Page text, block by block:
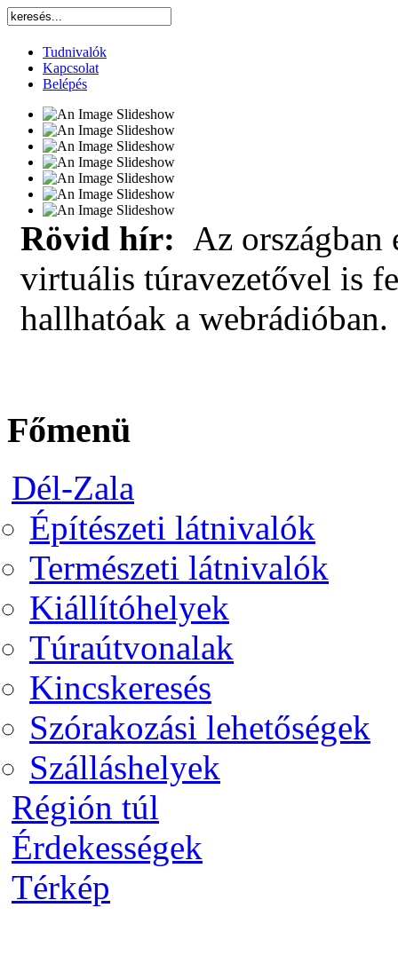
Tudnivalók
Kapcsolat
Belépés
Rövid hír: Az
virtuális túravezetővel is
hallhatóak a webrádióban.
Főmenü
Dél-Zala
Építészeti látnivalók
Természeti látnivalók
Kiállítóhelyek
Túraútvonalak
Kincskeresés
Szórakozási lehetőségek
Szálláshelyek
Régión túl
Érdekességek
Térkép